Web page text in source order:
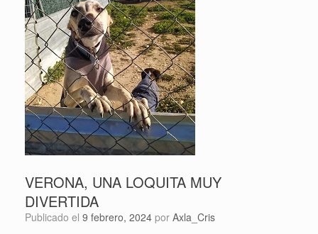
VERONA, UNA LOQUITA MUY
DIVERTIDA
Publicado el 9 febrero, 2024 por Axla_Cris